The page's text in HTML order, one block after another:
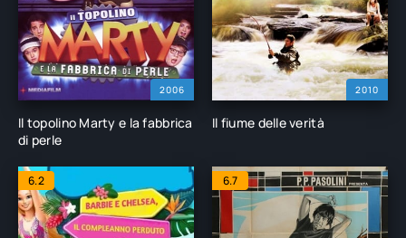
2006
Il topolino Marty e la fabbrica
di perle
2010
Il fiume delle verità
6.2 6.7